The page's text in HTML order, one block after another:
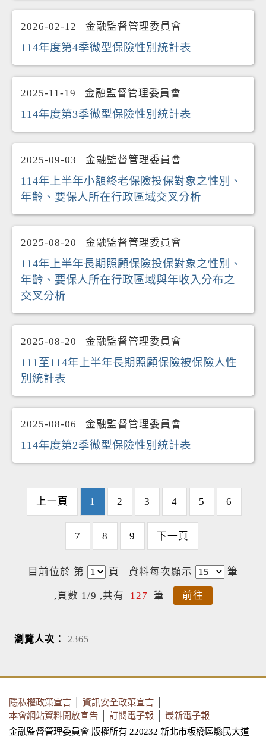
2026-02-12 金融監督管理委員會
114年度第4季微型保險性別統計表
2025-11-19 金融監督管理委員會
114年度第3季微型保險性別統計表
2025-09-03 金融監督管理委員會
114年上半年小額終老保險投保對象之性別、
年齡、要保人所在行政區域交叉分析
2025-08-20 金融監督管理委員會
114年上半年長期照顧保險投保對象之性別、
年齡、要保人所在行政區域與年收入分布之
交叉分析
2025-08-20 金融監督管理委員會
111至114年上半年長期照顧保險被保險人性
別統計表
2025-08-06 金融監督管理委員會
114年度第2季微型保險性別統計表
上一頁 1 2 3 4 5 6
7 8 9 下一頁
目前位於 第 頁 資料每次顯示 筆
,頁數 1/9 ,共有 127 筆 前往
瀏覽人次： 2365
隱私權政策宣言 資訊安全政策宣言
本會網站資料開放宣告
訂閱電子報
最新電子報
金融監督管理委員會 版權所有 220232 新北市板橋區縣民大道